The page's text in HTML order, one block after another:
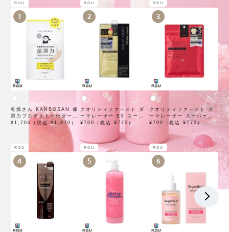
ROU
1
乾燥さん KANSOSAN 保
湿力プロテクトパウダー
10g【BCLカンパニー】
¥1,700（税込 ¥1,870）
ROU
2
クオリティファースト ダ
ーマレーザー EX スーパ
ー VC100 マスク 1枚入
×3袋
¥700（税込 ¥770）
ROU
3
クオリティファースト ダ
ーマレーザー スーパーレ
チノール100マスク 7枚入
¥700（税込 ¥770）
ROU
4
ROU
5
ROU
6